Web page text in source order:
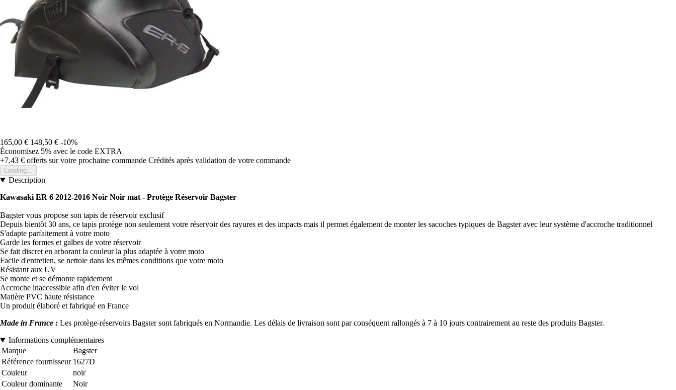
165,00 € 148,50 € -10%
Économisez 5% avec le code EXTRA
+7,43 € offerts sur votre prochaine commande Crédités après validation de votre commande
Loading...
Description
Kawasaki ER 6 2012-2016 Noir Noir mat - Protège Réservoir Bagster
Bagster vous propose son tapis de réservoir exclusif
Depuis bientôt 30 ans, ce tapis protège non seulement votre réservoir des rayures et des impacts mais il permet également de monter les sacoches typiques de Bagster avec leur système d'accroche traditionnel
S'adapte parfaitement à votre moto
Garde les formes et galbes de votre réservoir
Se fait discret en arborant la couleur la plus adaptée à votre moto
Facile d'entretien, se nettoie dans les mêmes conditions que votre moto
Résistant aux UV
Se monte et se démonte rapidement
Accroche inaccessible afin d'en éviter le vol
Matière PVC haute résistance
Un produit élaboré et fabriqué en France
Made in France : Les protège-réservoirs Bagster sont fabriqués en Normandie. Les délais de livraison sont par conséquent rallongés à 7 à 10 jours contrairement au reste des produits Bagster.
Informations complémentaires
Marque
Bagster
Référence fournisseur 1627D
Couleur
noir
Couleur dominante
Noir